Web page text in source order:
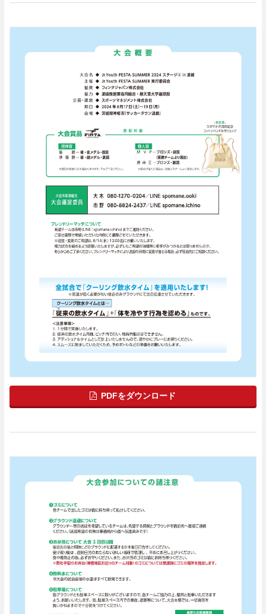
PDFをダウンロード